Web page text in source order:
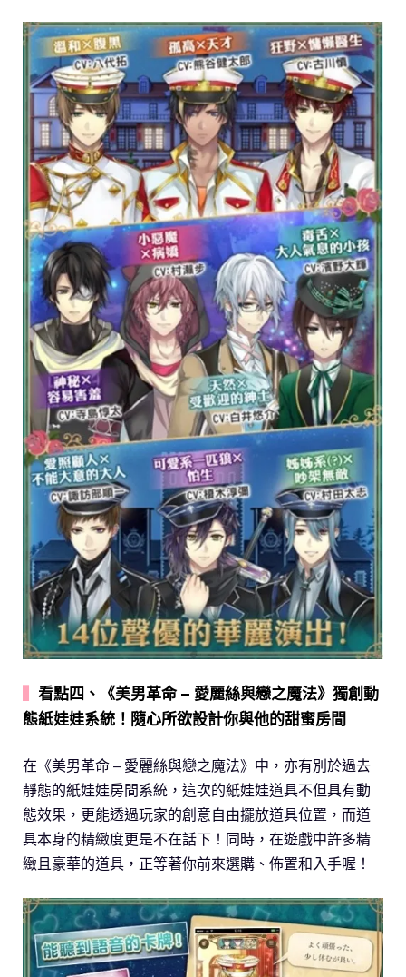
看點四、《美男革命 – 愛麗絲與戀之魔法》獨創動
態紙娃娃系統！隨心所欲設計你與他的甜蜜房間
在《美男革命 – 愛麗絲與戀之魔法》中，亦有別於過去
靜態的紙娃娃房間系統，這次的紙娃娃道具不但具有動
態效果，更能透過玩家的創意自由擺放道具位置，而道
具本身的精緻度更是不在話下！同時，在遊戲中許多精
緻且豪華的道具，正等著你前來選購、佈置和入手喔！